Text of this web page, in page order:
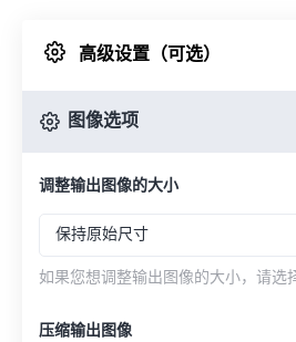
来自 Google
高级设置（可选）
图像选项
调整输出图像的大小
保持原始尺寸
如果您想调整输出图像的大小，请选
压缩输出图像